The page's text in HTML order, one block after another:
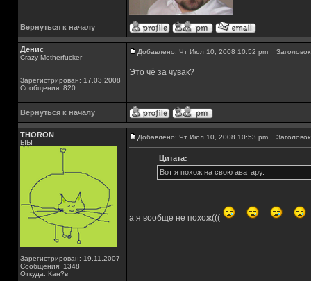
Вернуться к началу
Денис
Crazy Motherfucker
Зарегистрирован: 17.03.2008
Сообщения: 820
Добавлено: Чт Июл 10, 2008 10:52 pm
Это чё за чувак?
Вернуться к началу
THORON
ЫЫ
Зарегистрирован: 19.11.2007
Сообщения: 1348
Откуда: Кан?в
Добавлено: Чт Июл 10, 2008 10:53 pm
Цитата:
Вот я похож на свою аватару.
а я вообще не похож(((